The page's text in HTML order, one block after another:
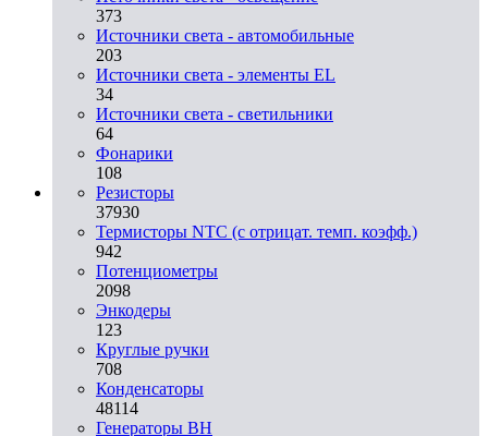
373
Источники света - автомобильные
203
Источники света - элементы EL
34
Источники света - светильники
64
Фонарики
108
Резисторы
37930
Термисторы NTC (с отрицат. темп. коэфф.)
942
Потенциометры
2098
Энкодеры
123
Круглые ручки
708
Конденсаторы
48114
Генераторы ВН